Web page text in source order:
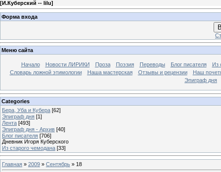
[И.Куберский -- lilu]
Форма входа
Меню сайта
Начало Новости ЛИРИКИ Проза Поэзия Переводы Блог писателя
Из
Словарь ложной этимологии
Наша мастерская Отзывы и рецензии
Наш
Эпиграф дня
Categories
Бера, Уба и Кубера [62]
Эпиграф дня [1]
Лента [493]
Эпиграф дня - Архив [40]
Блог писателя [706]
Дневник Игоря Куберского
Из старого чемодана [33]
Главная » 2009 » Сентябрь » 18